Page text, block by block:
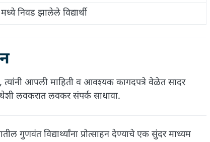
निवड झालेले विद्यार्थी
त्यांनी आपली माहिती व आवश्यक कागदपत्रे वेळेत सादर
लवकरात लवकर संपर्क साधावा.
गुणवंत विद्यार्थ्यांना प्रोत्साहन देण्याचे एक सुंदर माध्यम